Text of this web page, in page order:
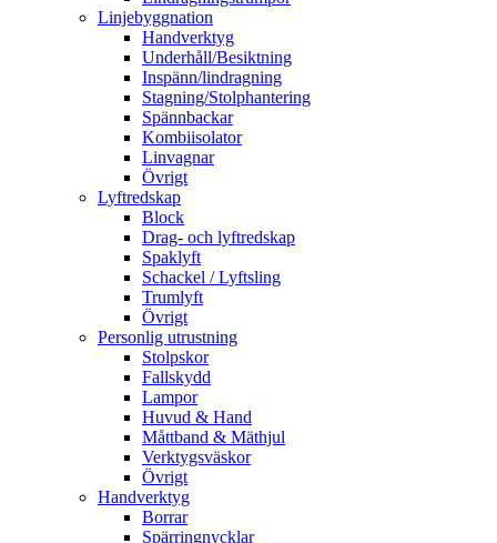
Linjebyggnation
Handverktyg
Underhåll/Besiktning
Inspänn/lindragning
Stagning/Stolphantering
Spännbackar
Kombiisolator
Linvagnar
Övrigt
Lyftredskap
Block
Drag- och lyftredskap
Spaklyft
Schackel / Lyftsling
Trumlyft
Övrigt
Personlig utrustning
Stolpskor
Fallskydd
Lampor
Huvud & Hand
Måttband & Mäthjul
Verktygsväskor
Övrigt
Handverktyg
Borrar
Spärringnycklar